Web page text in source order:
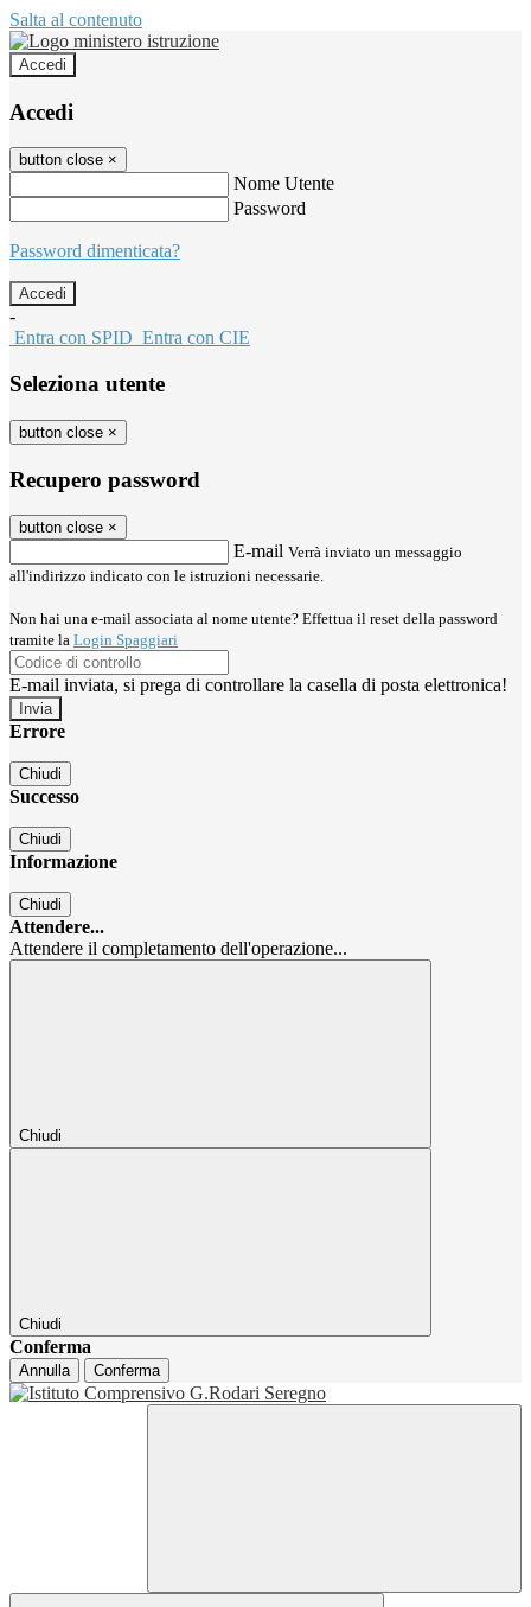
Salta al contenuto
Accedi
Accedi
button close ×
Nome Utente
Password
Password dimenticata?
-
Entra con SPID Entra con CIE
Seleziona utente
button close ×
Recupero password
button close ×
E-mail Verrà inviato un messaggio
all'indirizzo indicato con le istruzioni necessarie.
Non hai una e-mail associata al nome utente? Effettua il reset della password
tramite la Login Spaggiari
E-mail inviata, si prega di controllare la casella di posta elettronica!
Errore
Chiudi
Successo
Chiudi
Informazione
Chiudi
Attendere...
Attendere il completamento dell'operazione...
Chiudi
Chiudi
Conferma
Annulla Conferma